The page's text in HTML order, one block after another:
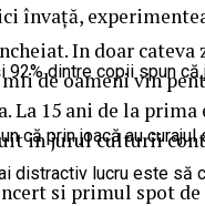
învață,
92% dintre copii spun
că prin joacă au
distractiv lucru este să
In doar
de oameni vin
La 15 ani de la
in jurul culturii
si primul spot